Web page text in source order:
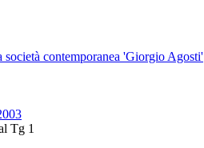
società contemporanea 'Giorgio Agosti'
Tg 1